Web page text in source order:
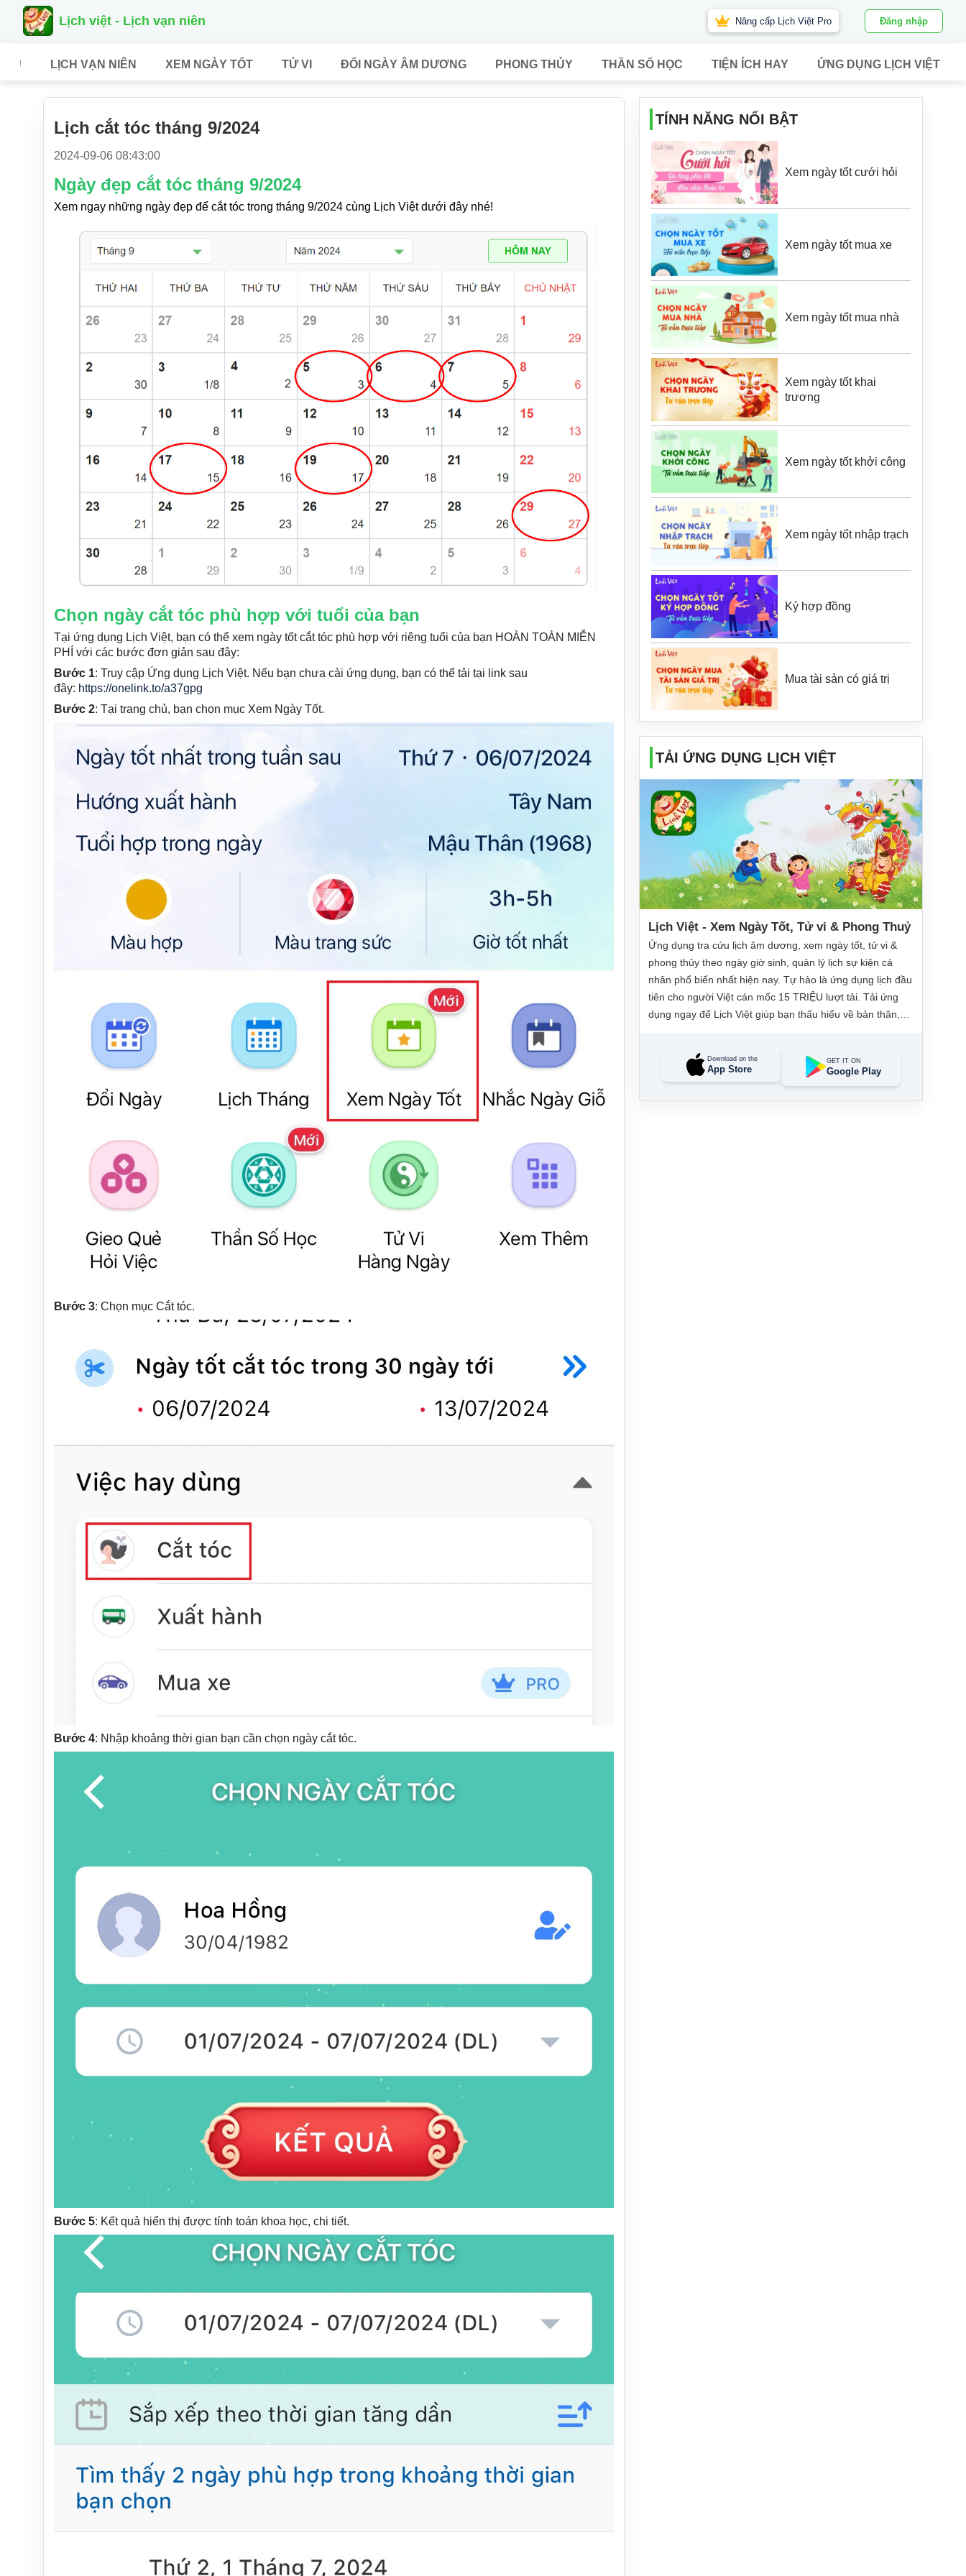
Lịch việt - Lịch vạn niên Nâng cấp Lịch Việt Pro Đăng nhập
LỊCH VẠN NIÊN XEM NGÀY TỐT TỬ VI ĐỔI NGÀY ÂM DƯƠNG PHONG THỦY THẦN SỐ HỌC TIỆN ÍCH HAY ỨNG DỤNG LỊCH VIỆT
Lịch cắt tóc tháng 9/2024
2024-09-06 08:43:00
Ngày đẹp cắt tóc tháng 9/2024
Xem ngay những ngày đẹp để cắt tóc trong tháng 9/2024 cùng Lịch Việt dưới đây nhé!
Chọn ngày cắt tóc phù hợp với tuổi của bạn
Tại ứng dụng Lịch Việt, bạn có thể xem ngày tốt cắt tóc phù hợp với riêng tuổi của bạn HOÀN TOÀN MIỄN
PHÍ với các bước đơn giản sau đây:
Bước 1: Truy cập Ứng dụng Lịch Việt. Nếu bạn chưa cài ứng dụng, bạn có thể tải tại link sau
đây: https://onelink.to/a37gpg
Bước 2: Tại trang chủ, bạn chọn mục Xem Ngày Tốt.
Bước 3: Chọn mục Cắt tóc.
Bước 4: Nhập khoảng thời gian bạn cần chọn ngày cắt tóc.
Bước 5: Kết quả hiển thị được tính toán khoa học, chi tiết.
TÍNH NĂNG NỔI BẬT
Xem ngày tốt cưới hỏi
Xem ngày tốt mua xe
Xem ngày tốt mua nhà
Xem ngày tốt khai
trương
Xem ngày tốt khởi công
Xem ngày tốt nhập trạch
Ký hợp đồng
Mua tài sản có giá trị
TẢI ỨNG DỤNG LỊCH VIỆT
Lịch Việt - Xem Ngày Tốt, Tử vi & Phong Thuỷ
Ứng dụng tra cứu lịch âm dương, xem ngày tốt, tử vi &
phong thủy theo ngày giờ sinh, quản lý lịch sự kiện cá
nhân phổ biến nhất hiện nay. Tự hào là ứng dụng lịch đầu
tiên cho người Việt cán mốc 15 TRIỆU lượt tải. Tải ứng
dụng ngay để Lịch Việt giúp bạn thấu hiểu về bản thân,
Download on the
App Store
GET IT ON
Google Play